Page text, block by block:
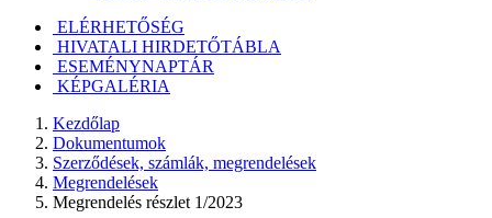
ELÉRHETŐSÉG
HIVATALI HIRDETŐTÁBLA
ESEMÉNYNAPTÁR
KÉPGALÉRIA
Kezdőlap
Dokumentumok
Szerződések, számlák, megrendelések
Megrendelések
Megrendelés részlet 1/2023